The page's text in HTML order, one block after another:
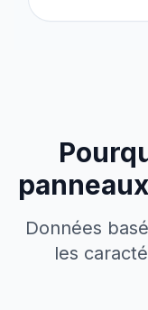
Données
les